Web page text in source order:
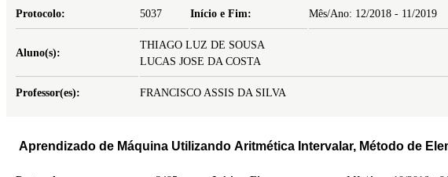
Protocolo: 5037 Início e Fim: Mês/Ano: 12/2018 - 11/2019
Aluno(s):
THIAGO LUZ DE SOUSA
LUCAS JOSE DA COSTA
Professor(es): FRANCISCO ASSIS DA SILVA
Aprendizado de Máquina Utilizando Aritmética Intervalar, Método de